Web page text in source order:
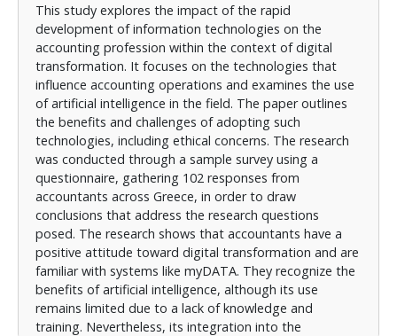
This study explores the impact of the rapid
development of information technologies on the
accounting profession within the context of digital
transformation. It focuses on the technologies that
influence accounting operations and examines the use
of artificial intelligence in the field. The paper outlines
the benefits and challenges of adopting such
technologies, including ethical concerns. The research
was conducted through a sample survey using a
questionnaire, gathering 102 responses from
accountants across Greece, in order to draw
conclusions that address the research questions
posed. The research shows that accountants have a
positive attitude toward digital transformation and are
familiar with systems like myDATA. They recognize the
benefits of artificial intelligence, although its use
remains limited due to a lack of knowledge and
training. Nevertheless, its integration into the